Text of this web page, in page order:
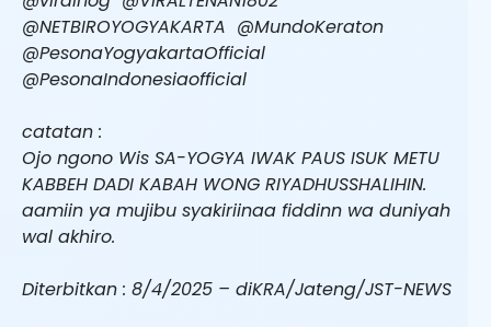
‎⁨@NETBIROYOGYAKARTA⁩ ‎⁨@MundoKeraton⁩
‎⁨@PesonaYogyakartaOfficial⁩
‎⁨@PesonaIndonesiaofficial⁩
catatan :
Ojo ngono Wis SA-YOGYA IWAK PAUS ISUK METU
KABBEH DADI KABAH WONG RIYADHUSSHALIHIN.
aamiin ya mujibu syakiriinaa fiddinn wa duniyah
wal akhiro.
Diterbitkan : 8/4/2025 – diKRA/Jateng/JST-NEWS